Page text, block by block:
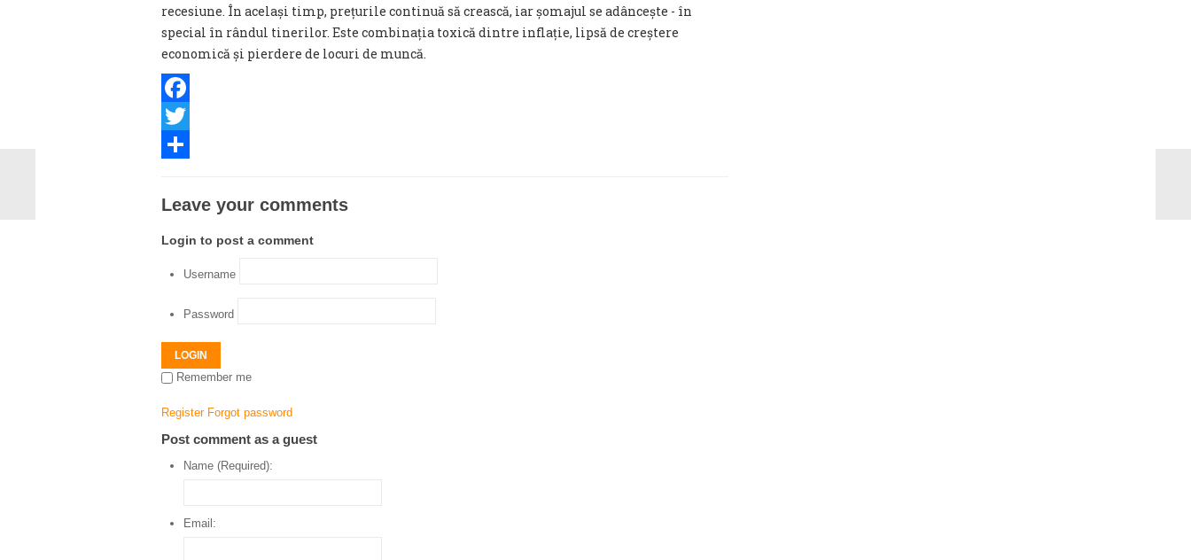
recesiune. În același timp, prețurile continuă să crească, iar șomajul se adâncește - în
special în rândul tinerilor. Este combinația toxică dintre inflație, lipsă de creștere
economică și pierdere de locuri de muncă.
Facebook
Twitter
Leave your comments
Login to post a comment
Username
Password
LOGIN
Remember me
Register Forgot password
Post comment as a guest
Name (Required):
Email: